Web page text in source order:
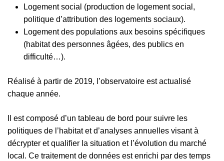
Logement social (production de logement social,
politique d’attribution des logements sociaux).
Logement des populations aux besoins spécifiques
(habitat des personnes âgées, des publics en
difficulté…).
Réalisé à partir de 2019, l’observatoire est actualisé
chaque année.
Il est composé d’un tableau de bord pour suivre les
politiques de l’habitat et d’analyses annuelles visant à
décrypter et qualifier la situation et l’évolution du marché
local. Ce traitement de données est enrichi par des temps